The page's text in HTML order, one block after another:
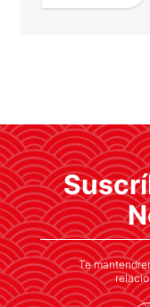
Entre los
Barcelona
cooperación
Te